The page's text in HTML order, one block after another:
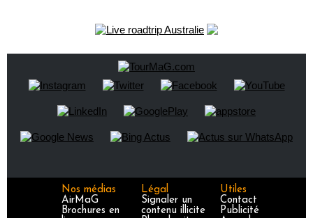
Nos médias
AirMaG
Brochures en
Légal
Signaler un
contenu illicite
Utiles
Contact
Publicité